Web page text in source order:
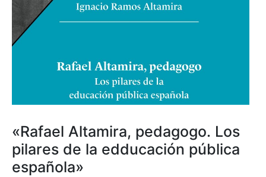
«Rafael Altamira, pedagogo. Los
pilares de la edducación pública
española»